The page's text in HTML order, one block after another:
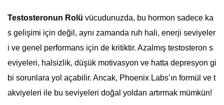
Testosteronun Rolü vücudunuzda, bu hormon sadece ka
s gelişimi için değil, aynı zamanda ruh hali, enerji seviyeler
i ve genel performans için de kritiktir. Azalmış testosteron s
eviyeleri, halsizlik, düşük motivasyon ve hatta depresyon gi
bi sorunlara yol açabilir. Ancak, Phoenix Labs’ın formül ve t
akviyeleri ile bu seviyeleri doğal yoldan artırmak mümkün!